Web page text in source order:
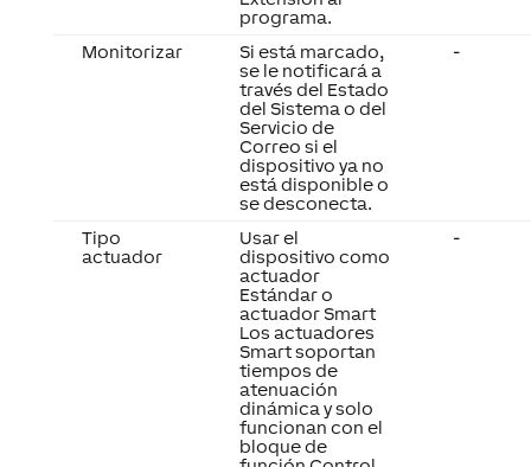
Si está marcado,
se le notificará a
través del Estado
del Sistema o del
Servicio de
Correo si el
dispositivo ya no
está disponible o
se desconecta.
actuador
Usar el
dispositivo como
actuador
Estándar o
actuador Smart
Los actuadores
Smart soportan
tiempos de
atenuación
dinámica y solo
funcionan con el
bloque de
función Control
Iluminación.